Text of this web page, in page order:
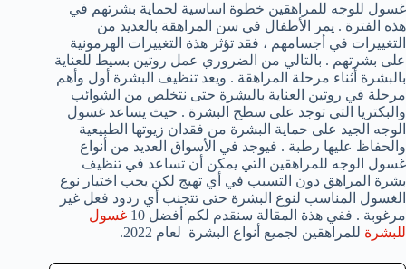
غسول للوجه للمراهقين خطوة اساسية لحماية بشرتهم في
هذه الفترة . يمر الأطفال في سن المراهقة بالعديد من
التغييرات في أجسامهم ، فقد تؤثر هذة التغييرات الهرمونية
على بشرتهم . بالتالي من الضروري عمل روتين بسيط للعناية
بالبشرة أثناء مرحلة المراهقة . ويعد تنظيف البشرة أول وأهم
مرحلة في روتين العناية بالبشرة حتى نتخلص من الشوائب
والبكتريا التي توجد على سطح البشرة . حيث يساعد غسول
الوجه الجيد على حماية البشرة من فقدان زيوتها الطبيعية
والحفاظ عليها رطبة . فيوجد في الأسواق العديد من أنواع
غسول الوجه للمراهقين التي يمكن أن تساعد في تنظيف
بشرة المراهق دون التسبب في أي تهيج لكن يجب اختيار نوع
الغسول المناسب لنوع البشرة حتى تتجنب أي ردود فعل غير
مرغوبة . ففي هذة المقالة سنقدم لكم أفضل 10
غسول
للبشرة للمراهقين لجميع أنواع البشرة لعام 2022.